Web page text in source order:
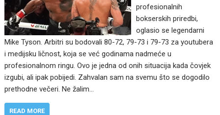
profesionalnih
bokserskih priredbi,
oglasio se legendarni
Mike Tyson. Arbitri su bodovali 80-72, 79-73 i 79-73 za youtubera
i medijsku ličnost, koja se već godinama nadmeće u
profesionalnom ringu. Ovo je jedna od onih situacija kada čovjek
izgubi, ali ipak pobijedi. Zahvalan sam na svemu što se dogodilo
prethodne večeri. Ne žalim…
READ MORE